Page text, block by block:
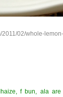
2011/02/whole-
f bun, ala